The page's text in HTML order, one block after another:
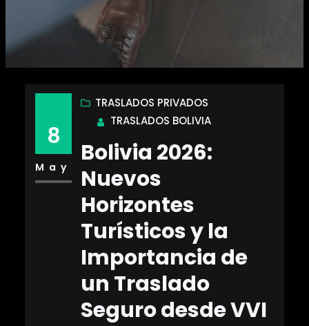
8
May
TRASLADOS PRIVADOS
TRASLADOS BOLIVIA
Bolivia 2026:
Nuevos
Horizontes
Turísticos y la
Importancia de
un Traslado
Seguro desde VVI